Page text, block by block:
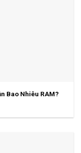
Bao Nhiêu RAM?